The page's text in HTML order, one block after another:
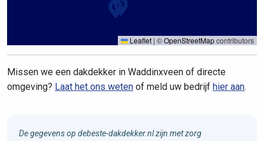
Leaflet | ©OpenStreetMapcontributors
Missen we een dakdekker in Waddinxveen of directe
omgeving? Laat het ons weten of meld uw bedrijf hier aan.
De gegevens op debeste-dakdekker.nl zijn met zorg